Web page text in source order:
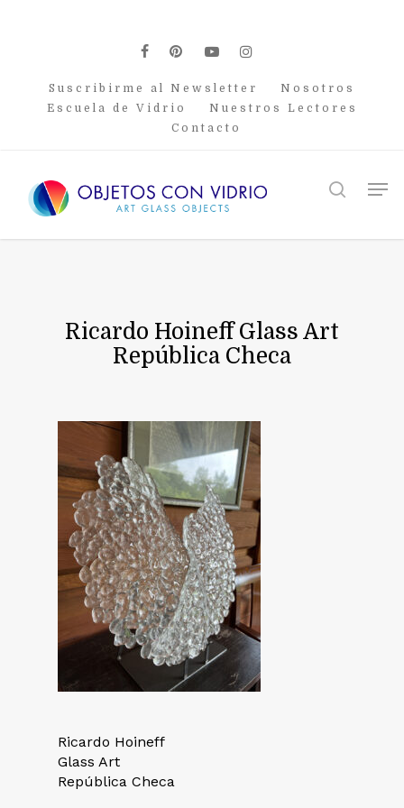
facebook
pinterest
youtubeinstagram
Suscribirme al Newsletter
Nosotros
Escuela de Vidrio
Nuestros Lectores
Contacto
search
Ricardo Hoineff Glass Art
República Checa
Ricardo Hoineff
Glass Art
República Checa